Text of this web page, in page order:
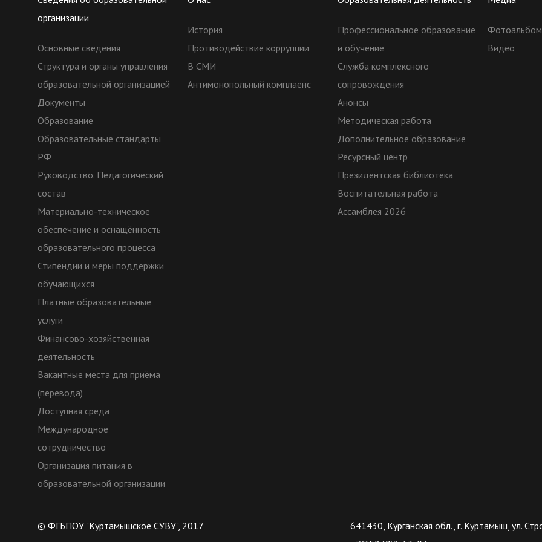
организации
Основные сведения
Структура и органы управления
образовательной организацией
Документы
Образование
Образовательные стандарты
РФ
Руководство. Педагогический
состав
Материально-техническое
обеспечение и оснащённость
образовательного процесса
Стипендии и меры поддержки
обучающихся
Платные образовательные
услуги
Финансово-хозяйственная
деятельность
Вакантные места для приёма
(перевода)
Доступная среда
Международное
сотрудничество
Организация питания в
образовательной организации
История
Противодействие коррупции
В СМИ
Антимонопольный комплаенс
Профессиональное образование
и обучение
Служба комплексного
сопровождения
Анонсы
Методическая работа
Дополнительное образование
Ресурсный центр
Президентская библиотека
Воспитательная работа
Ассамблея 2026
Видео
© ФГБПОУ "Куртамышское СУВУ", 2017
641430, Курганская обл., г. Куртамыш, ул.